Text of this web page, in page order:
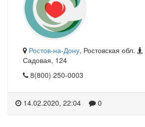
Ростов-на-Дону, Ростовская обл.
Садовая, 124
8(800) 250-0003
14.02.2020, 22:04 0